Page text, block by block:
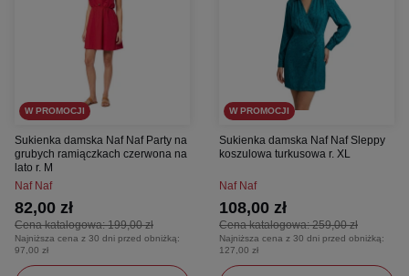
W PROMOCJI
Sukienka damska Naf Naf Party na
grubych ramiączkach czerwona na
lato r. M
Naf Naf
Cena katalogowa:199,00 zł
82,00 zł
Najniższa cena z 30 dni przed obniżką:
97,00 zł
W PROMOCJI
Sukienka damska Naf Naf Sleppy
koszulowa turkusowa r. XL
Naf Naf
Cena katalogowa:259,00 zł
108,00 zł
Najniższa cena z 30 dni przed obniżką:
127,00 zł